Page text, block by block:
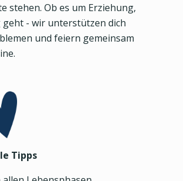
stehen. Ob es um Erziehung,
- wir unterstützen dich
und feiern gemeinsam
Tipps